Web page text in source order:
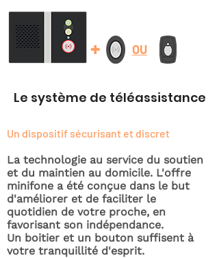
+ OU
Le système de téléassistance
Un dispositif sécurisant et discret
La technologie au service du soutien
et du maintien au domicile. L'offre
minifone a été conçue dans le but
d'améliorer et de faciliter le
quotidien de votre proche, en
favorisant son indépendance.
Un boitier et un bouton suffisent à
votre tranquillité d'esprit.